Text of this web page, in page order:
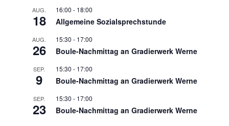
AUG.
18
16:00 - 18:00
Allgemeine Sozialsprechstunde
AUG.
26
15:30 - 17:00
Boule-Nachmittag an Gradierwerk Werne
SEP.
9
15:30 - 17:00
Boule-Nachmittag an Gradierwerk Werne
SEP.
23
15:30 - 17:00
Boule-Nachmittag an Gradierwerk Werne